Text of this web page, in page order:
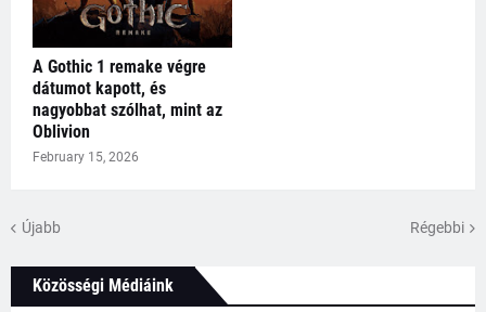
A Gothic 1 remake végre
dátumot kapott, és
nagyobbat szólhat, mint az
Oblivion
February 15, 2026
Újabb Régebbi
Közösségi Médiáink